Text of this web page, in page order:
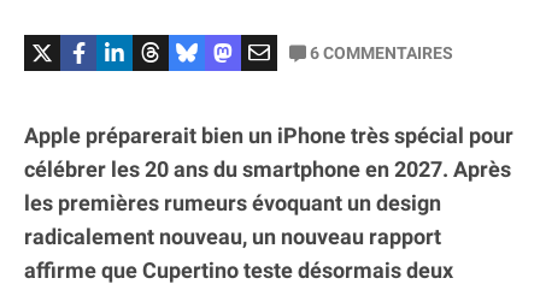
6COMMENTAIRES
Apple préparerait bien un iPhone très spécial pour
célébrer les 20 ans du smartphone en 2027. Après
les premières rumeurs évoquant un design
radicalement nouveau, un nouveau rapport
affirme que Cupertino teste désormais deux